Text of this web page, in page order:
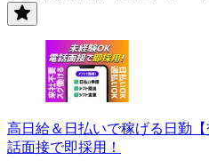
高日給＆日払いで稼げる日勤
話面接で即採用！